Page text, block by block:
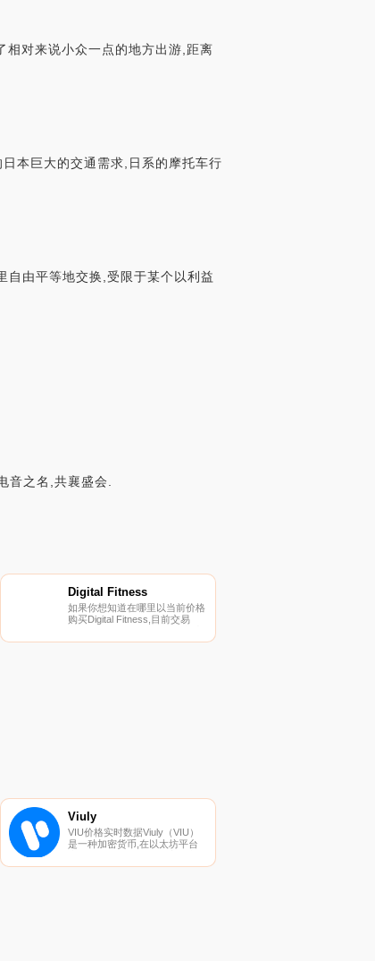
对来说小众一点的地方出游,距离
本巨大的交通需求,日系的摩托车行
自由平等地交换,受限于某个以利益
音之名,共襄盛会.
Digital Fitness
如果你想知道在哪里以当前价格
购买Digital Fitness,目前交易
货币交易所是CoinTiger、
Viuly
VIU价格实时数据Viuly（VIU）
是一种加密货币,在以太坊平台
1000000000,流通量为